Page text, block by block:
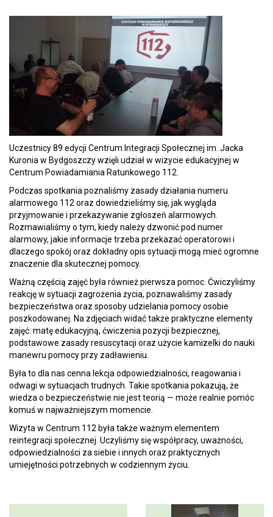
Uczestnicy 89 edycji Centrum Integracji Społecznej im. Jacka
Kuronia w Bydgoszczy wzięli udział w wizycie edukacyjnej w
Centrum Powiadamiania Ratunkowego 112.
Podczas spotkania poznaliśmy zasady działania numeru
alarmowego 112 oraz dowiedzieliśmy się, jak wygląda
przyjmowanie i przekazywanie zgłoszeń alarmowych.
Rozmawialiśmy o tym, kiedy należy dzwonić pod numer
alarmowy, jakie informacje trzeba przekazać operatorowi i
dlaczego spokój oraz dokładny opis sytuacji mogą mieć ogromne
znaczenie dla skutecznej pomocy.
Ważną częścią zajęć była również pierwsza pomoc. Ćwiczyliśmy
reakcję w sytuacji zagrożenia życia, poznawaliśmy zasady
bezpieczeństwa oraz sposoby udzielania pomocy osobie
poszkodowanej. Na zdjęciach widać także praktyczne elementy
zajęć: matę edukacyjną, ćwiczenia pozycji bezpiecznej,
podstawowe zasady resuscytacji oraz użycie kamizelki do nauki
manewru pomocy przy zadławieniu.
Była to dla nas cenna lekcja odpowiedzialności, reagowania i
odwagi w sytuacjach trudnych. Takie spotkania pokazują, że
wiedza o bezpieczeństwie nie jest teorią — może realnie pomóc
komuś w najważniejszym momencie.
Wizyta w Centrum 112 była także ważnym elementem
reintegracji społecznej. Uczyliśmy się współpracy, uważności,
odpowiedzialności za siebie i innych oraz praktycznych
umiejętności potrzebnych w codziennym życiu.